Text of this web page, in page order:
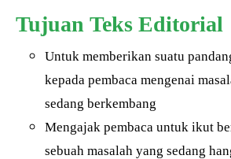
Tujuan Teks Editorial
Untuk memberikan suatu
kepada pembaca mengenai
sedang berkembang
Mengajak pembaca untuk ikut
sebuah masalah yang sedang